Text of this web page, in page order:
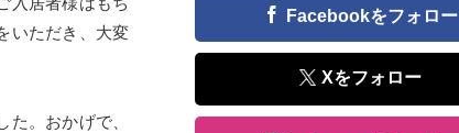
いただき、大変
。おかげで、
Facebookをフォロー
Xをフォロー